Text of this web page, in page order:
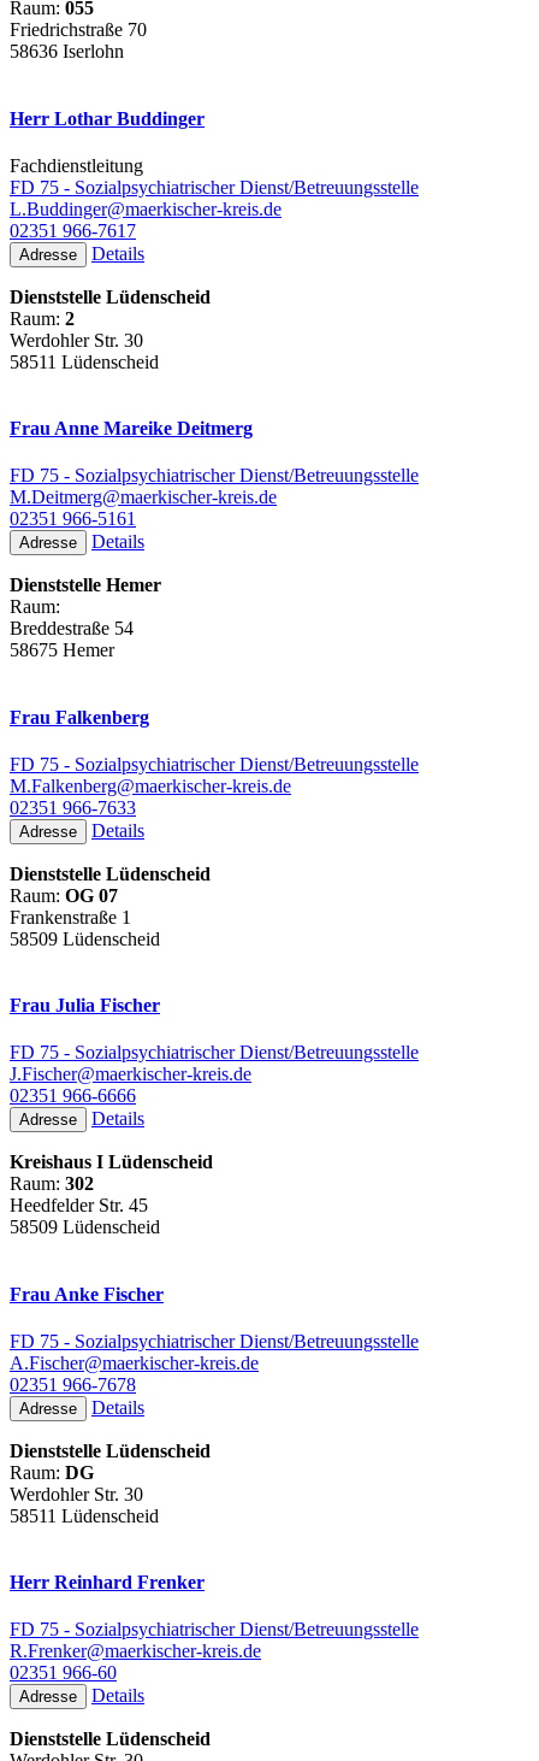
Raum: 055
Friedrichstraße 70
58636 Iserlohn
Herr Lothar Buddinger
Fachdienstleitung
FD 75 - Sozialpsychiatrischer Dienst/Betreuungsstelle
L.Buddinger@maerkischer-kreis.de
02351 966-7617
Adresse Details
Dienststelle Lüdenscheid
Raum: 2
Werdohler Str. 30
58511 Lüdenscheid
Frau Anne Mareike Deitmerg
FD 75 - Sozialpsychiatrischer Dienst/Betreuungsstelle
M.Deitmerg@maerkischer-kreis.de
02351 966-5161
Adresse Details
Dienststelle Hemer
Raum:
Breddestraße 54
58675 Hemer
Frau Falkenberg
FD 75 - Sozialpsychiatrischer Dienst/Betreuungsstelle
M.Falkenberg@maerkischer-kreis.de
02351 966-7633
Adresse Details
Dienststelle Lüdenscheid
Raum: OG 07
Frankenstraße 1
58509 Lüdenscheid
Frau Julia Fischer
FD 75 - Sozialpsychiatrischer Dienst/Betreuungsstelle
J.Fischer@maerkischer-kreis.de
02351 966-6666
Adresse Details
Kreishaus I Lüdenscheid
Raum: 302
Heedfelder Str. 45
58509 Lüdenscheid
Frau Anke Fischer
FD 75 - Sozialpsychiatrischer Dienst/Betreuungsstelle
A.Fischer@maerkischer-kreis.de
02351 966-7678
Adresse Details
Dienststelle Lüdenscheid
Raum: DG
Werdohler Str. 30
58511 Lüdenscheid
Herr Reinhard Frenker
FD 75 - Sozialpsychiatrischer Dienst/Betreuungsstelle
R.Frenker@maerkischer-kreis.de
02351 966-60
Adresse Details
Dienststelle Lüdenscheid